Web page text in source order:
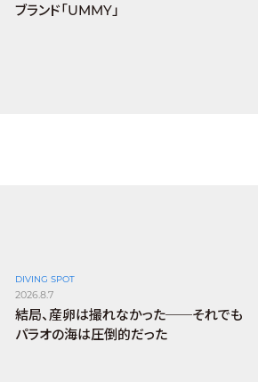
ブランド「UMMY」
DIVING SPOT
2026.8.7
結局、産卵は撮れなかった──それでも
パラオの海は圧倒的だった